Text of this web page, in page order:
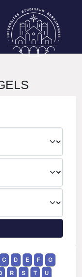
C D E F
G
R S T
U